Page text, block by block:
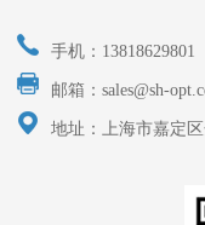
手机：13818629801
邮箱：sales@sh-
地址：上海市嘉定